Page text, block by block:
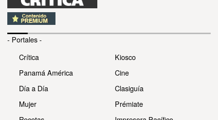
- Portales -
Crítica
Panamá América
Día a Día
Mujer
Kiosco
Cine
Clasiguía
Prémiate